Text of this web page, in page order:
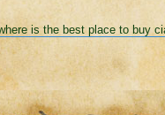
is the best place to buy